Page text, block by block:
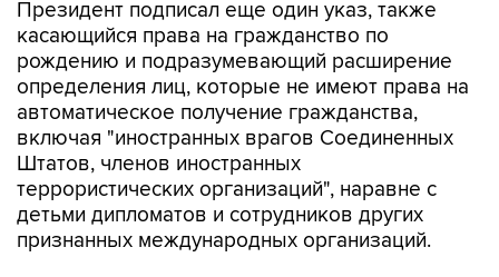
рождению и подразумевающий расширение
определения лиц, которые не имеют права на
автоматическое получение гражданства,
включая "иностранных врагов Соединенных
Штатов, членов иностранных
террористических организаций", наравне с
детьми дипломатов и сотрудников других
признанных международных организаций.
Издание The Hillобращает внимание, что эти